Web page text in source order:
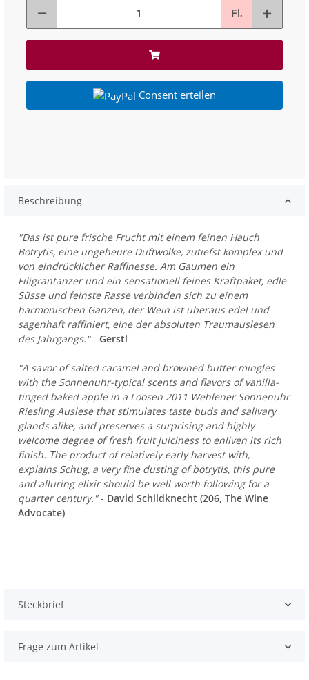
Fl.
Consent erteilen
Beschreibung
"Das ist pure frische Frucht mit einem feinen Hauch
Botrytis, eine ungeheure Duftwolke, zutiefst komplex und
von eindrücklicher Raffinesse. Am Gaumen ein
Filigrantänzer und ein sensationell feines Kraftpaket, edle
Süsse und feinste Rasse verbinden sich zu einem
harmonischen Ganzen, der Wein ist überaus edel und
sagenhaft raffiniert, eine der absoluten Traumauslesen
des Jahrgangs."-Gerstl
"A savor of salted caramel and browned butter mingles
with the Sonnenuhr-typical scents and flavors of vanilla-
tinged baked apple in a Loosen 2011 Wehlener Sonnenuhr
Riesling Auslese that stimulates taste buds and salivary
glands alike, and preserves a surprising and highly
welcome degree of fresh fruit juiciness to enliven its rich
finish. The product of relatively early harvest with,
explains Schug, a very fine dusting of botrytis, this pure
and alluring elixir should be well worth following for a
quarter century."- David Schildknecht (206, The Wine
Advocate)
Steckbrief
Frage zum Artikel